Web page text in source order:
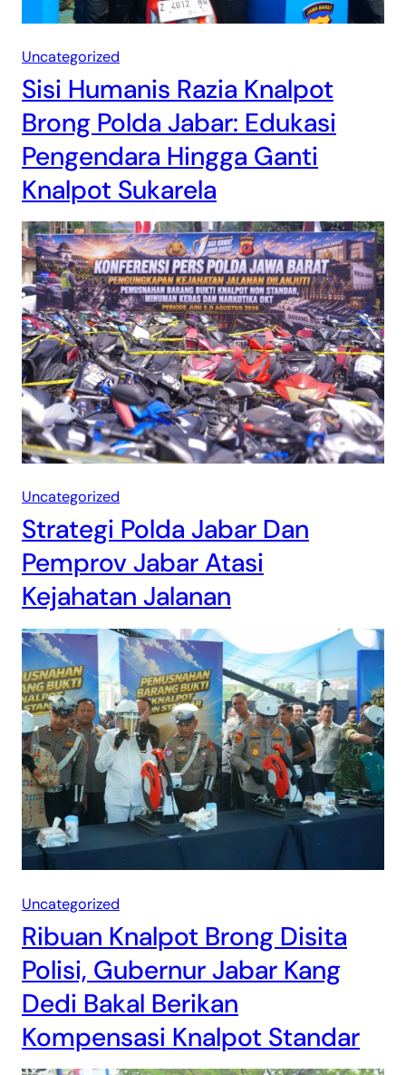
Uncategorized
Sisi Humanis Razia Knalpot
Brong Polda Jabar: Edukasi
Pengendara Hingga Ganti
Knalpot Sukarela
Uncategorized
Strategi Polda Jabar Dan
Pemprov Jabar Atasi
Kejahatan Jalanan
Uncategorized
Ribuan Knalpot Brong Disita
Polisi, Gubernur Jabar Kang
Dedi Bakal Berikan
Kompensasi Knalpot Standar